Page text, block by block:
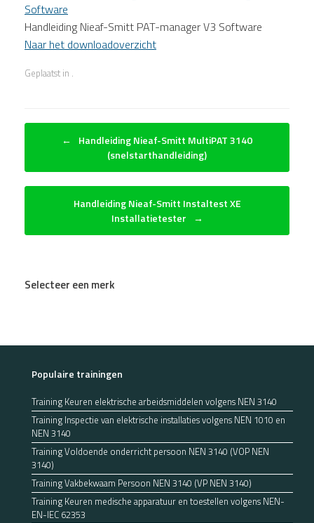
Handleiding Nieaf-Smitt PAT-manager V3 Software
Naar het downloadoverzicht
Geplaatst in .
Bericht navigatie
←
Handleiding Nieaf-Smitt MultiPAT 3140
(snelstarthandleiding)
Handleiding Nieaf-Smitt Instaltest XE
Installatietester
→
Selecteer een merk
Populaire trainingen
Training Keuren elektrische arbeidsmiddelen volgens NEN 3140
Training Inspectie van elektrische installaties volgens NEN 1010 en
NEN 3140
Training Voldoende onderricht persoon NEN 3140 (VOP NEN
3140)
Training Vakbekwaam Persoon NEN 3140 (VP NEN 3140)
Training Keuren medische apparatuur en toestellen volgens NEN-
EN-IEC 62353